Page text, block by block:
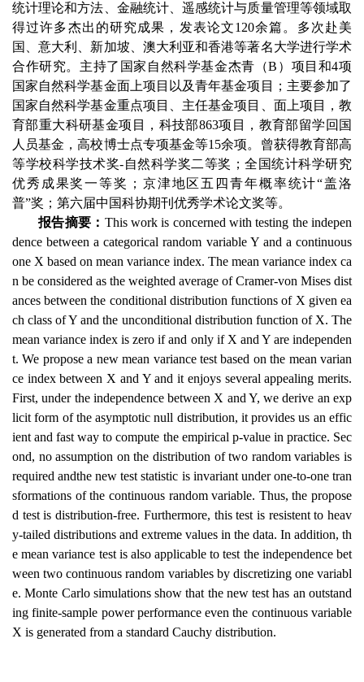
统计理论和方法、金融统计、遥感统计与质量管理等领域取
得过许多杰出的研究成果，发表论文120余篇。多次赴美
国、意大利、新加坡、澳大利亚和香港等著名大学进行学术
合作研究。主持了国家自然科学基金杰青（B ）项目和4项
国家自然科学基金面上项目以及青年基金项目；主要参加了
国家自然科学基金重点项目、主任基金项目、面上项目，教
育部重大科研基金项目，科技部863项目，教育部留学回国
人员基金，高校博士点专项基金等15余项。曾获得教育部高
等学校科学技术奖-自然科学奖二等奖；全国统计科学研究
优秀成果奖一等奖；京津地区五四青年概率统计“盖洛
普”奖；第六届中国科协期刊优秀学术论文奖等。
报告摘要： This work is concerned with testing the indepen
dence between a categorical random variable Y and a continuous
one X based on mean variance index. The mean variance index ca
n be considered as the weighted average of Cramer-von Mises dist
ances between the conditional distribution functions of X given ea
ch class of Y and the unconditional distribution function of X. The
mean variance index is zero if and only if X and Y are independen
t. We propose a new mean variance test based on the mean varian
ce index between X and Y and it enjoys several appealing merits.
First, under the independence between X and Y, we derive an exp
licit form of the asymptotic null distribution, it provides us an effic
ient and fast way to compute the empirical p-value in practice. Sec
ond, no assumption on the distribution of two random variables is
required andthe new test statistic is invariant under one-to-one tran
sformations of the continuous random variable. Thus, the propose
d test is distribution-free. Furthermore, this test is resistent to heav
y-tailed distributions and extreme values in the data. In addition, th
e mean variance test is also applicable to test the independence bet
ween two continuous random variables by discretizing one variabl
e. Monte Carlo simulations show that the new test has an outstand
ing finite-sample power performance even the continuous variable
X is generated from a standard Cauchy distribution.